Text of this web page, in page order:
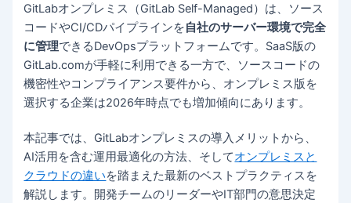
GitLabオンプレミス（GitLab Self-Managed）は、ソース
コードやCI/CDパイプラインを自社のサーバー環境で完全
に管理できるDevOpsプラットフォームです。SaaS版の
GitLab.comが手軽に利用できる一方で、ソースコードの
機密性やコンプライアンス要件から、オンプレミス版を
選択する企業は2026年時点でも増加傾向にあります。
本記事では、GitLabオンプレミスの導入メリットから、
AI活用を含む運用最適化の方法、そしてオンプレミスと
クラウドの違いを踏まえた最新のベストプラクティスを
解説します。開発チームのリーダーやIT部門の意思決定